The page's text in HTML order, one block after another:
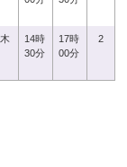
木
14時
30分
17時
00分
2